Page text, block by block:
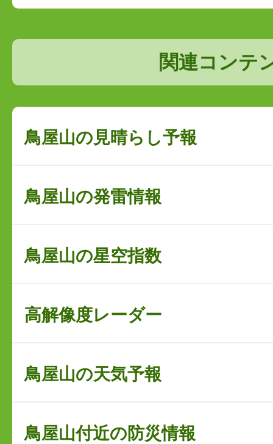
関連コンテ
鳥屋山の見晴らし予報
鳥屋山の発雷情報
鳥屋山の星空指数
高解像度レーダー
鳥屋山の天気予報
鳥屋山付近の防災情報